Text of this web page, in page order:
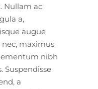
Nullam ac
a,
augue
maximus
nibh
Suspendisse
a